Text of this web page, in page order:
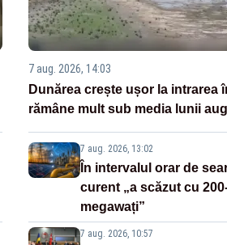
7 aug. 2026, 14:03
Dunărea crește ușor la intrarea
rămâne mult sub media lunii
7 aug. 2026, 13:02
În intervalul orar de
curent „a scăzut cu
megawați”
7 aug. 2026, 10:57